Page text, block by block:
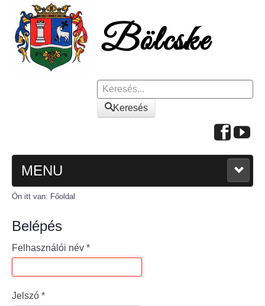
Keresés
Keresés
MENU
FŐOLDAL
A KÖZSÉGRŐL
Polgármesteri köszöntő
Bölcske település
Ön itt van: Főoldal
Belépés
Felhasználói név *
Jelszó *